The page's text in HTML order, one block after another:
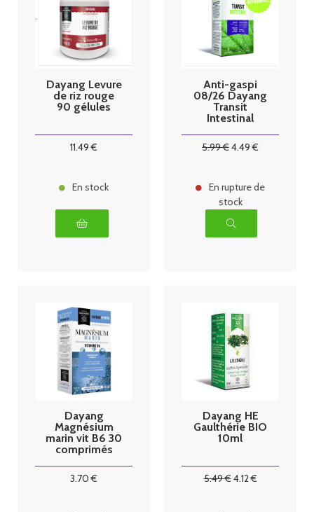
Dayang Levure
de riz rouge
90 gélules
11.49 €
En stock
Anti-gaspi
08/26 Dayang
Transit
Intestinal
5.99€4.49 €
En rupture de
stock
Dayang
Magnésium
marin vit B6 30
comprimés
3.70 €
Dayang HE
Gaulthérie BIO
10ml
5.49€4.12€